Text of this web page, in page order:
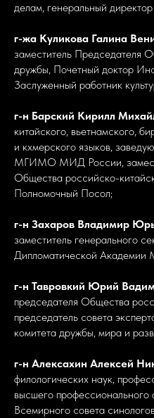
делам, генеральный
г-жа Куликова Галина
заместитель Председателя
дружбы, Почетный доктор
Заслуженный работник
г-н Барский Кирилл
китайского, вьетнамского,
и кхмерского языков,
МГИМО МИД России,
Общества российско-
Полномочный Посол;
г-н Захаров Владимир
заместитель генерального
Дипломатической
г-н Тавровкий Юрий
председателя Общества
председатель совета
комитета дружбы, мира и
г-н Алексахин Алексей
филологических наук,
высшего профессионального
Всемирного совета